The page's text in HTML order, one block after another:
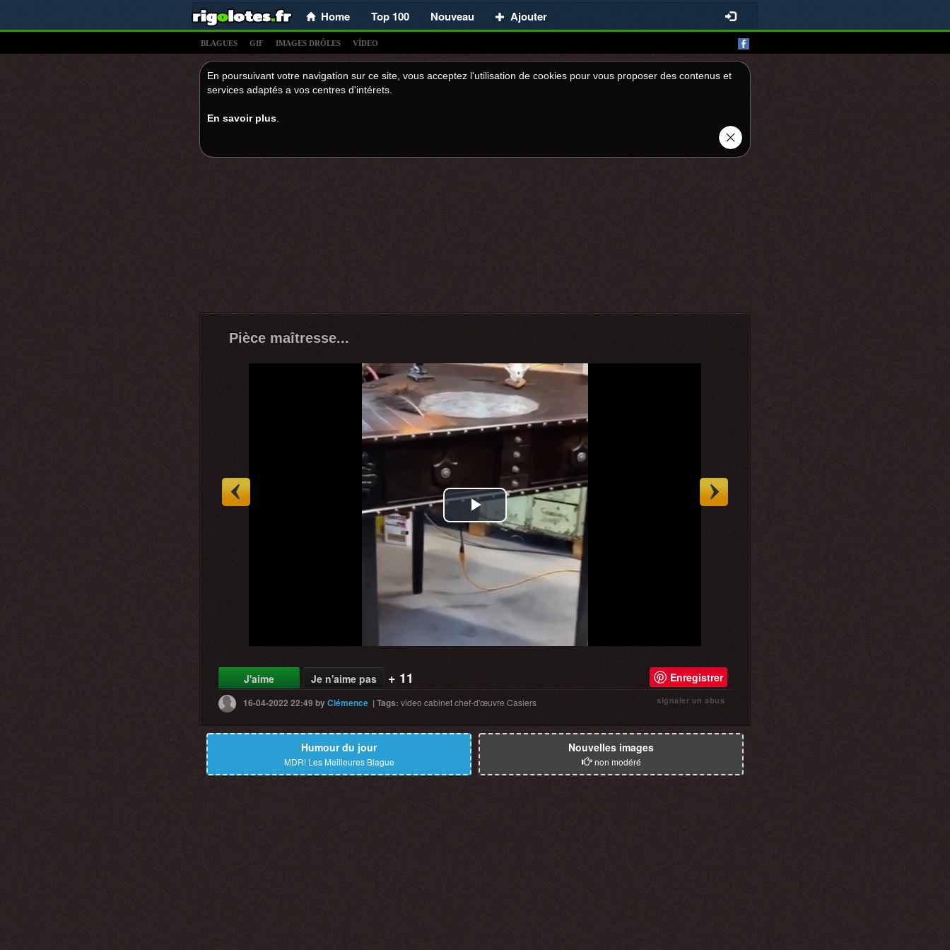
Home Top 100 Nouveau Ajouter
BLAGUES GIF IMAGES DRÔLES VÍDEO
En poursuivant votre navigation sur ce site, vous acceptez l'utilisation de cookies pour vous proposer des contenus et
services adaptés a vos centres d'intérets.
En savoir plus
Pièce maîtresse...
Play
Video
J'aime Je n'aime pas + 11 Enregistrer
16-04-2022 22:49 byClémence |Tags: video cabinetchef-d'œuvre Casiers signaler un abus
Humour du jour
MDR! Les Meilleures Blague
Nouvelles images
non modéré